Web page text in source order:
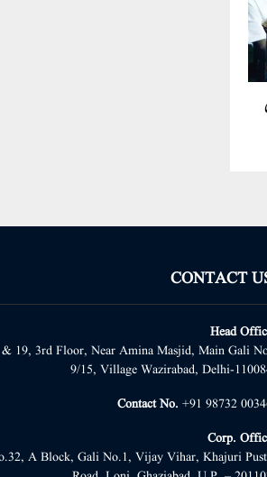
CONTACT
Head
19, 3rd Floor, Near Amina Masjid, Main Gali
9/15, Village Wazirabad, Delhi-
Contact No. +91 98732
Corp.
A Block, Gali No.1, Vijay Vihar, Khajuri